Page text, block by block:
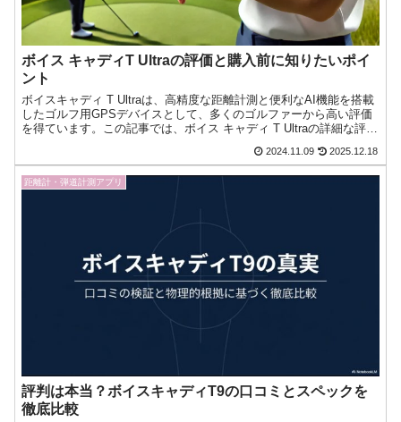
ボイス キャディT Ultraの評価と購入前に知りたいポイ
ント
ボイスキャディ T Ultraは、高精度な距離計測と便利なAI機能を搭載
したゴルフ用GPSデバイスとして、多くのゴルファーから高い評価
を得ています。この記事では、ボイス キャディ T Ultraの詳細な評価
ない！『ゴルフクラブインサイツ』ナビゲーターのK・Kです。
2024.11.09 2025.12.18
距離計・弾道計測アプリ
評判は本当？ボイスキャディT9の口コミとスペックを
徹底比較